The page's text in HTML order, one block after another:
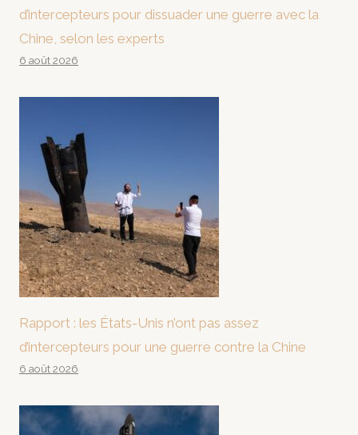
d’intercepteurs pour dissuader une guerre avec la
Chine, selon les experts
6 août 2026
Rapport : les États-Unis n’ont pas assez
d’intercepteurs pour une guerre contre la Chine
6 août 2026